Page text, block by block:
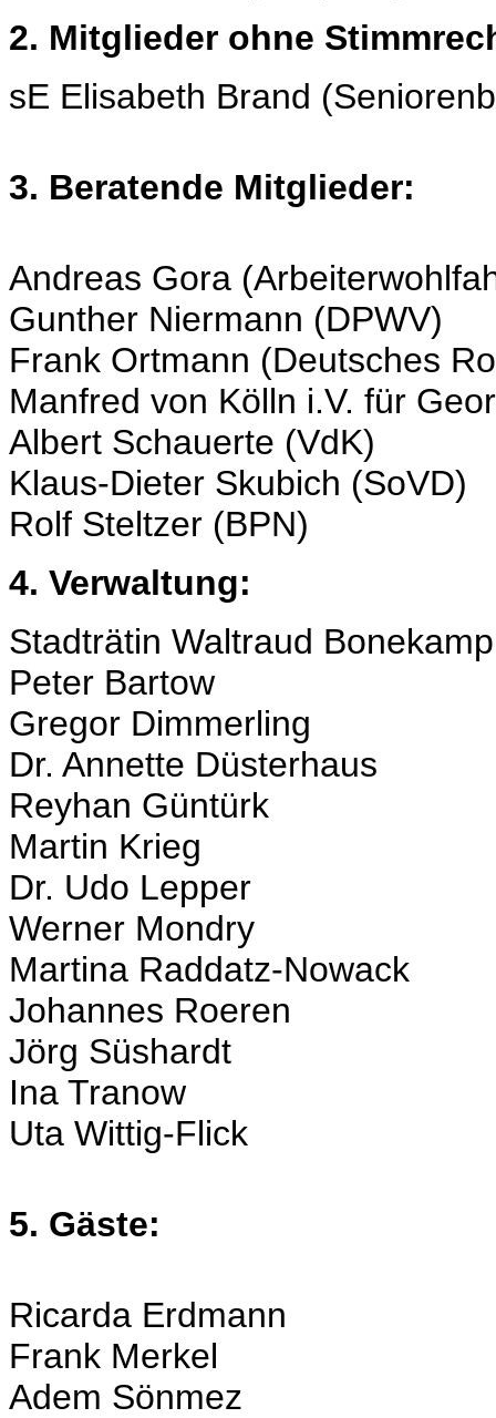
2. Mitglieder ohne
sE Elisabeth Brand
3. Beratende Mitglieder:
Andreas Gora
Gunther Niermann (DPWV)
Frank Ortmann (Deutsches
Manfred von Kölln i.V. für
Albert Schauerte (VdK)
Klaus-Dieter Skubich (SoVD)
Rolf Steltzer (BPN)
4. Verwaltung:
Stadträtin Waltraud Bonekamp
Peter Bartow
Gregor Dimmerling
Dr. Annette Düsterhaus
Reyhan Güntürk
Martin Krieg
Dr. Udo Lepper
Werner Mondry
Martina Raddatz-Nowack
Johannes Roeren
Jörg Süshardt
Ina Tranow
Uta Wittig-Flick
5. Gäste:
Ricarda Erdmann
Frank Merkel
Adem Sönmez